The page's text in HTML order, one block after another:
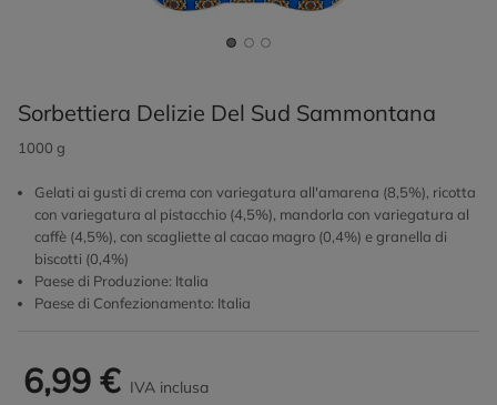
Sorbettiera Delizie Del Sud Sammontana
1000 g
Gelati ai gusti di crema con variegatura all'amarena (8,5%), ricotta
con variegatura al pistacchio (4,5%), mandorla con variegatura al
caffè (4,5%), con scagliette al cacao magro (0,4%) e granella di
biscotti (0,4%)
Paese di Produzione: Italia
Paese di Confezionamento: Italia
6,99 € IVA inclusa